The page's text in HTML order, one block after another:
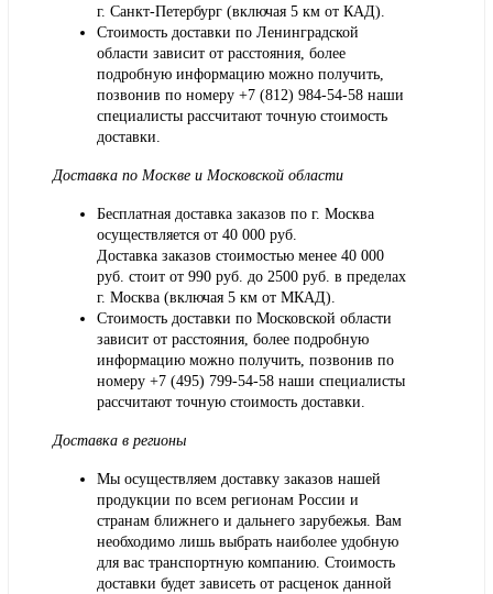
г. Санкт-Петербург (включая 5 км от КАД).
Стоимость доставки по Ленинградской
области зависит от расстояния, более
подробную информацию можно получить,
позвонив по номеру +7 (812) 984-54-58 наши
специалисты рассчитают точную стоимость
доставки.
Доставка по Москве и Московской области
Бесплатная доставка заказов по г. Москва
осуществляется от 40 000 руб.
Доставка заказов стоимостью менее 40 000
руб. стоит от 990 руб. до 2500 руб. в пределах
г. Москва (включая 5 км от МКАД).
Стоимость доставки по Московской области
зависит от расстояния, более подробную
информацию можно получить, позвонив по
номеру +7 (495) 799-54-58 наши специалисты
рассчитают точную стоимость доставки.
Доставка в регионы
Мы осуществляем доставку заказов нашей
продукции по всем регионам России и
странам ближнего и дальнего зарубежья. Вам
необходимо лишь выбрать наиболее удобную
для вас транспортную компанию. Стоимость
доставки будет зависеть от расценок данной